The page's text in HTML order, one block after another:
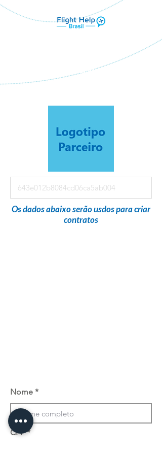
em parceria com
Os dados abaixo serão usdos para criar
contratos
Nome
CPF